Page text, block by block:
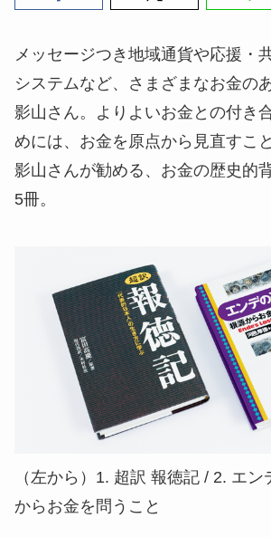
メッセージつき地域通貨や応援・
システムなど、さまざまなお金の
影山さん。よりよいお金との付き
めには、お金を原点から見直すこ
影山さんが勧める、お金の歴史的
5冊。
（左から）1. 超訳 報徳記 / 2. エ
からお金を問うこと